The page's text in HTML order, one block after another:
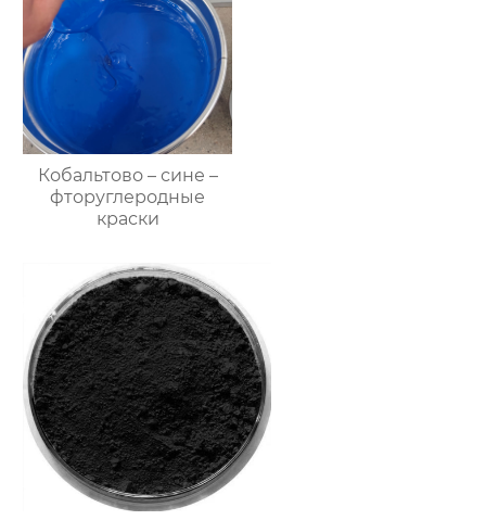
Кобальтово – сине –
фторуглеродные
краски